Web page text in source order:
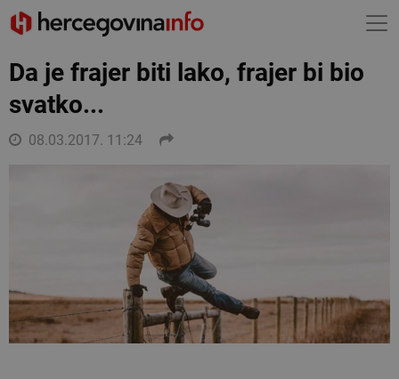
Da je frajer biti lako, frajer bi bio
svatko...
08.03.2017. 11:24